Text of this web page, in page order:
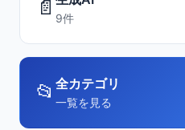
📄 9件
📂 全カテゴリ
一覧を見る